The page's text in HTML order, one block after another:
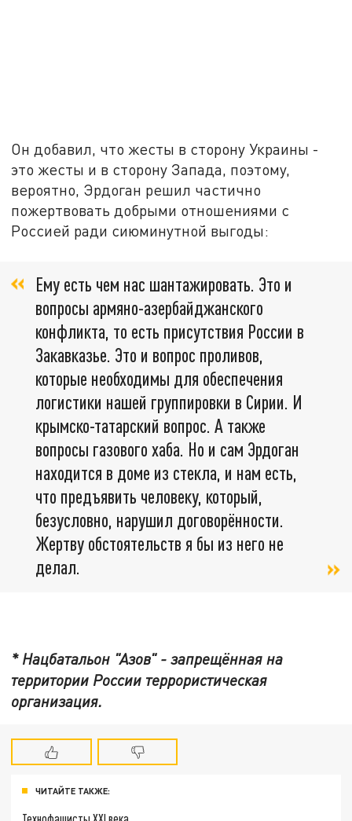
Он добавил, что жесты в сторону Украины -
это жесты и в сторону Запада, поэтому,
вероятно, Эрдоган решил частично
пожертвовать добрыми отношениями с
Россией ради сиюминутной выгоды:
Ему есть чем нас шантажировать. Это и
вопросы армяно-азербайджанского
конфликта, то есть присутствия России в
Закавказье. Это и вопрос проливов,
которые необходимы для обеспечения
логистики нашей группировки в Сирии. И
крымско-татарский вопрос. А также
вопросы газового хаба. Но и сам Эрдоган
находится в доме из стекла, и нам есть,
что предъявить человеку, который,
безусловно, нарушил договорённости.
Жертву обстоятельств я бы из него не
делал.
* Нацбатальон "Азов" - запрещённая на
территории России террористическая
организация.
ЧИТАЙТЕ ТАКЖЕ:
Технофашисты XXI века